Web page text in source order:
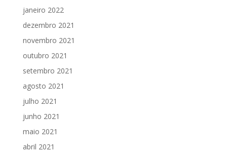
janeiro 2022
dezembro 2021
novembro 2021
outubro 2021
setembro 2021
agosto 2021
julho 2021
junho 2021
maio 2021
abril 2021